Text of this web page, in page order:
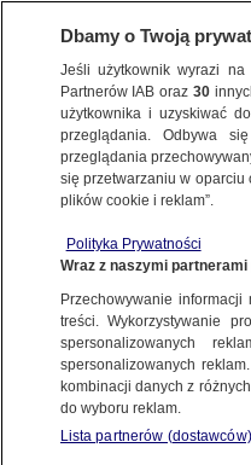
BIZNES
NIERUCHOMOŚCI
Wchodzi w życie
16.12.2024, 11:59
Udostępnij
Dbamy o Twoją
Jeśli użytkownik wyrazi
Partnerów IAB oraz30
użytkownika i uzyskiwać
przeglądania. Odbywa
przeglądania
się przetwarzaniu w oparciu
plików cookie i reklam”.
Polityka Prywatności
Wraz z naszymi
Przechowywanie
treści. Wykorzystywanie
spersonalizowanych
spersonalizowanych
kombinacji danych z
do wyboru reklam.
Lista partnerów (dostawców)